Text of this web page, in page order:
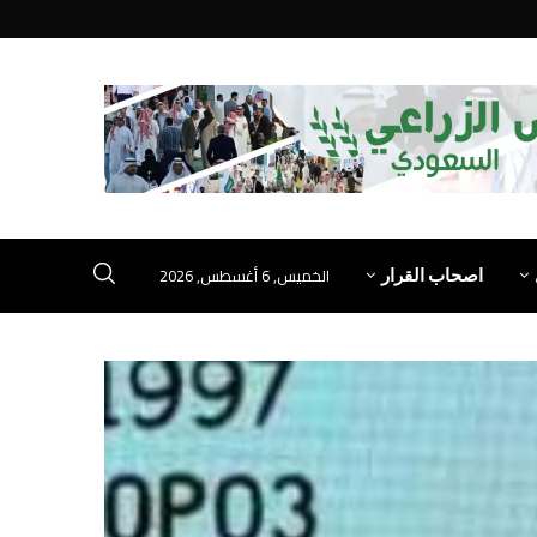
اصحاب القرار الخميس, 6 أغسطس, 2026